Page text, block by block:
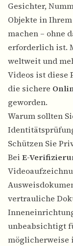
Gesichter,
Objekte in
machen – ohne
erforderlich ist.
weltweit und
Videos ist diese
die sichere
geworden.
Warum sollten
Schützen Sie
Bei E-
vertrauliche
unbeabsichtigt
möglicherweise